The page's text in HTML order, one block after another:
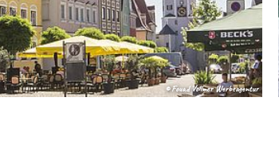
© Fouad Vollmer Werbeagentur